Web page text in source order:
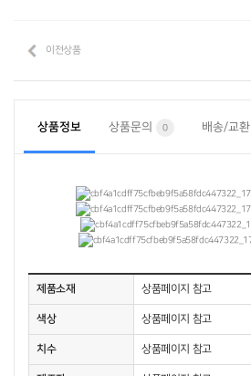
이전상품
상품정보 상품문의 0 배송/교환
제품소재 상품페이지 참고
색상 상품페이지 참고
치수 상품페이지 참고